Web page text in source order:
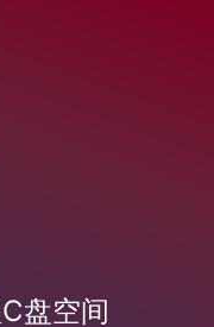
盘空间